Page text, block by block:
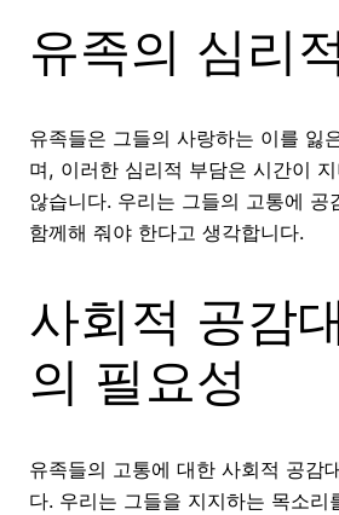
유족의 심리
유족들은 그들의 사랑하는 이를 잃
며, 이러한 심리적 부담은 시간이
않습니다. 우리는 그들의 고통에 공
함께해 줘야 한다고 생각합니다.
사회적 공감
의 필요성
유족들의 고통에 대한 사회적 공감
다. 우리는 그들을 지지하는 목소리